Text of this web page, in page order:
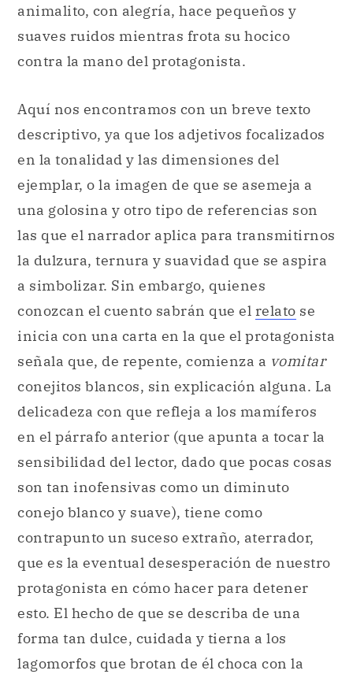
animalito, con alegría, hace pequeños y
suaves ruidos mientras frota su hocico
contra la mano del protagonista.
Aquí nos encontramos con un breve texto
descriptivo, ya que los adjetivos focalizados
en la tonalidad y las dimensiones del
ejemplar, o la imagen de que se asemeja a
una golosina y otro tipo de referencias son
las que el narrador aplica para transmitirnos
la dulzura, ternura y suavidad que se aspira
a simbolizar. Sin embargo, quienes
conozcan el cuento sabrán que el relato se
inicia con una carta en la que el protagonista
señala que, de repente, comienza a vomitar
conejitos blancos, sin explicación alguna. La
delicadeza con que refleja a los mamíferos
en el párrafo anterior (que apunta a tocar la
sensibilidad del lector, dado que pocas cosas
son tan inofensivas como un diminuto
conejo blanco y suave), tiene como
contrapunto un suceso extraño, aterrador,
que es la eventual desesperación de nuestro
protagonista en cómo hacer para detener
esto. El hecho de que se describa de una
forma tan dulce, cuidada y tierna a los
lagomorfos que brotan de él choca con la